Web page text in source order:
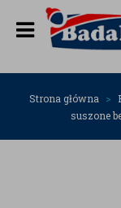
Strona główna
suszone